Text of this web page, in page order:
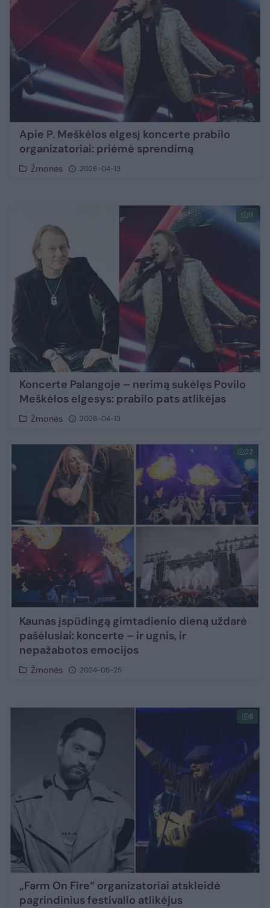
Apie P. Meškėlos elgesį koncerte prabilo
organizatoriai: priėmė sprendimą
Žmonės 2026-04-13
11
Koncerte Palangoje – nerimą sukėlęs Povilo
Meškėlos elgesys: prabilo pats atlikėjas
Žmonės 2026-04-13
22
Kaunas įspūdingą gimtadienio dieną uždarė
pašėlusiai: koncerte – ir ugnis, ir
nepažabotos emocijos
Žmonės 2024-05-25
8
„Farm On Fire“ organizatoriai atskleidė
pagrindinius festivalio atlikėjus